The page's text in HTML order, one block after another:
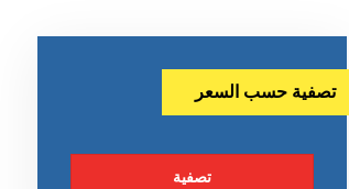
تصفية حسب السعر
تصفية